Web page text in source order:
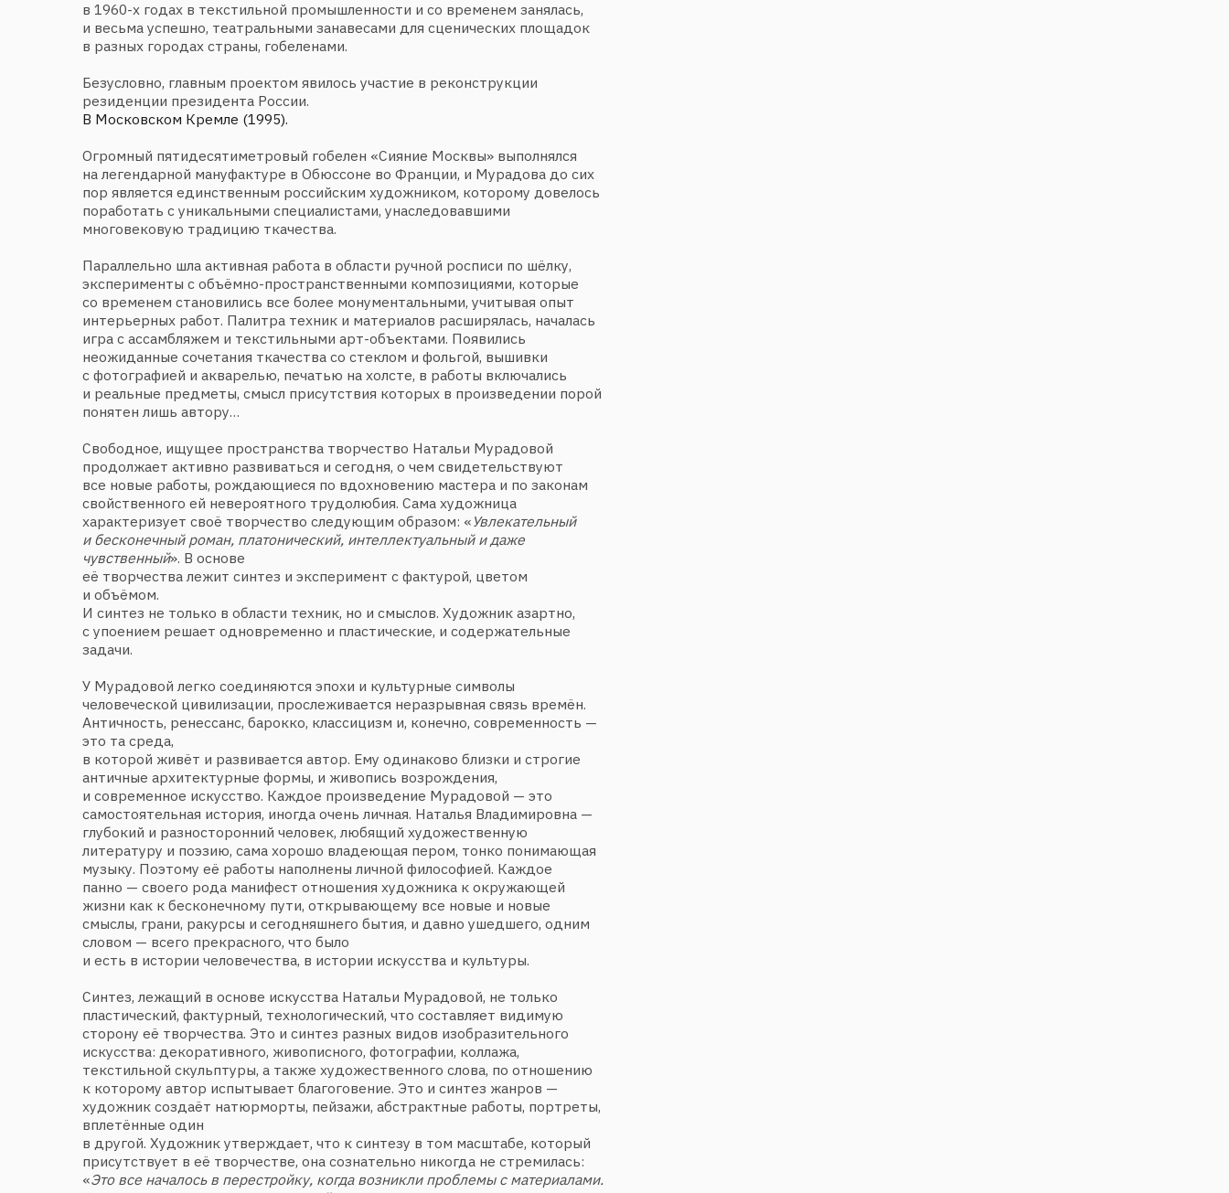
В Московском Кремле (1995).
Огромный пятидесятиметровый гобелен «Сияние Москвы» выполнялся
на легендарной мануфактуре в Обюссоне во Франции, и Мурадова до сих
поработать с уникальными специалистами, унаследовавшими
многовековую традицию ткачества.
эксперименты с объёмно-пространственными композициями, которые
со временем становились все более монументальными, учитывая опыт
интерьерных работ. Палитра техник и материалов расширялась, началась
игра с ассамбляжем и текстильными арт-объектами. Появились
неожиданные сочетания ткачества со стеклом и фольгой, вышивки
с фотографией и акварелью, печатью на холсте, в работы включались
понятен лишь автору…
Свободное, ищущее пространства творчество Натальи Мурадовой
продолжает активно развиваться и сегодня, о чем свидетельствуют
все новые работы, рождающиеся по вдохновению мастера и по законам
свойственного ей невероятного трудолюбия. Сама художница
характеризует своё творчество следующим образом: « Увлекательный
и бесконечный роман, платонический, интеллектуальный и даже
чувственный». В основе
её творчества лежит синтез и эксперимент с фактурой, цветом
И синтез не только в области техник, но и смыслов. Художник азартно,
с упоением решает одновременно и пластические, и содержательные
задачи.
У Мурадовой легко соединяются эпохи и культурные символы
человеческой цивилизации, прослеживается неразрывная связь времён.
Античность, ренессанс, барокко, классицизм и, конечно, современность —
это та среда,
в которой живёт и развивается автор. Ему одинаково близки и строгие
античные архитектурные формы, и живопись возрождения,
и современное искусство. Каждое произведение Мурадовой — это
самостоятельная история, иногда очень личная. Наталья Владимировна —
глубокий и разносторонний человек, любящий художественную
литературу и поэзию, сама хорошо владеющая пером, тонко понимающая
музыку. Поэтому её работы наполнены личной философией. Каждое
панно — своего рода манифест отношения художника к окружающей
жизни как к бесконечному пути, открывающему все новые и новые
смыслы, грани, ракурсы и сегодняшнего бытия, и давно ушедшего, одним
словом — всего прекрасного, что было
и есть в истории человечества, в истории искусства и культуры.
Синтез, лежащий в основе искусства Натальи Мурадовой, не только
пластический, фактурный, технологический, что составляет видимую
сторону её творчества. Это и синтез разных видов изобразительного
искусства: декоративного, живописного, фотографии, коллажа,
текстильной скульптуры, а также художественного слова, по отношению
к которому автор испытывает благоговение. Это и синтез жанров —
художник создаёт натюрморты, пейзажи, абстрактные работы, портреты,
вплетённые один
в другой. Художник утверждает, что к синтезу в том масштабе, который
присутствует в её творчестве, она сознательно никогда не стремилась:
Это все началось в перестройку, когда возникли проблемы с материалами.
Бумажки, папье-маше, мешок какой‑то… В принципе, все равно, что…
то средства достижения могут быть очень разными. Не было тканей, бумаги
и не было денег для их приобретения, это коснулось всех, как
вы помните…».
Тогда‑то и начались включения в работы фрагментов и деталей, отличных
от природы текстиля, — керамических, стеклянных и даже металла… Тогда
постепенно появляется многослойность, вибрирующая поверхность,
многократно прошитая вручную для придания ей некоторой жёсткости».
Первая такая работа — настенное панно «В остатках сна рождалась явь»
(1994), — участвовала в Лодзинском Триеннале и нашла своё постоянное
место в музее Arts & Design в Нью-Йорке. В похожей технике выполнены
работы «Можно жить и в придуманном мире» (2000) и «Роман будет
прочитан» (2004).